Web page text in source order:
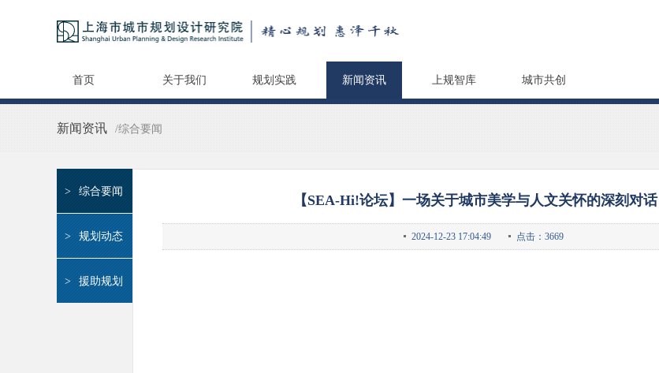
首页 关于我们 规划实践 新闻资讯 上规智库 城市共创
新闻资讯 /综合要闻
> 综合要闻
> 规划动态
> 援助规划
【SEA-Hi!论坛】一场关于城市美学与人文关怀的深刻对话
2024-12-23 17:04:49 点击：3669